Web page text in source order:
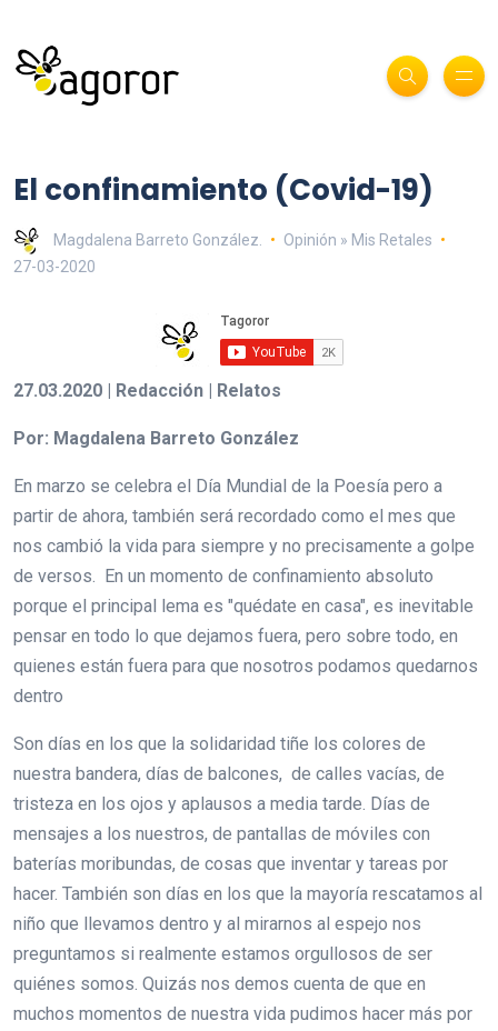
El confinamiento (Covid-19)
Magdalena Barreto González.
Opinión » Mis Retales
27-03-2020
27.03.2020 | Redacción | Relatos
Por: Magdalena Barreto González
En marzo se celebra el Día Mundial de la Poesía pero a
partir de ahora, también será recordado como el mes que
nos cambió la vida para siempre y no precisamente a golpe
de versos. En un momento de confinamiento absoluto
porque el principal lema es "quédate en casa", es inevitable
pensar en todo lo que dejamos fuera, pero sobre todo, en
quienes están fuera para que nosotros podamos quedarnos
dentro
Son días en los que la solidaridad tiñe los colores de
nuestra bandera, días de balcones, de calles vacías, de
tristeza en los ojos y aplausos a media tarde. Días de
mensajes a los nuestros, de pantallas de móviles con
baterías moribundas, de cosas que inventar y tareas por
hacer. También son días en los que la mayoría rescatamos al
niño que llevamos dentro y al mirarnos al espejo nos
preguntamos si realmente estamos orgullosos de ser
quiénes somos. Quizás nos demos cuenta de que en
muchos momentos de nuestra vida pudimos hacer más por